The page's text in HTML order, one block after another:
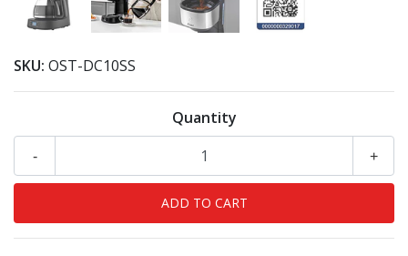
SKU: OST-DC10SS
Quantity
+
-